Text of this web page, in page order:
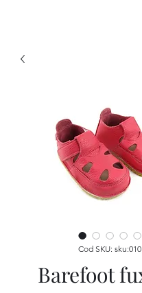
Cod SKU: sku:010
Barefoot